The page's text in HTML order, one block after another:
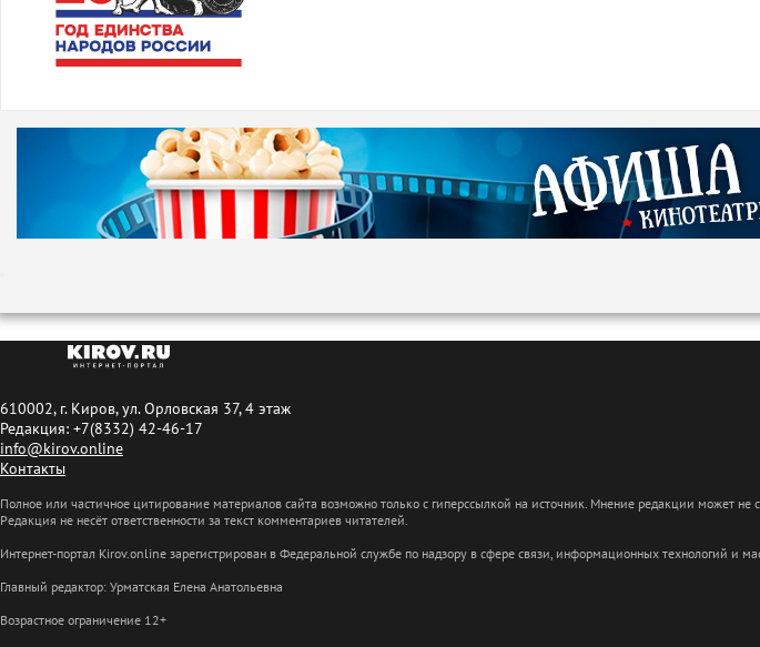
610002, г. Киров, ул. Орловская 37, 4 этаж
Редакция: +7(8332) 42-46-17
info@kirov.online
Контакты
Полное или частичное цитирование материалов сайта возможно только с гиперссылкой на источник. Мнение редакции может
Редакция не несёт ответственности за текст комментариев читателей.
Интернет-портал Kirov.online зарегистрирован в Федеральной службе по надзору в сфере связи, информационных
Главный редактор: Урматская Елена Анатольевна
Возрастное ограничение 12+